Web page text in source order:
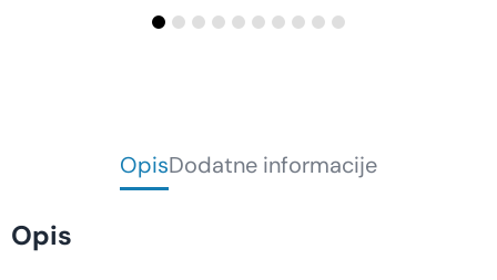
OpisDodatne informacije
Opis